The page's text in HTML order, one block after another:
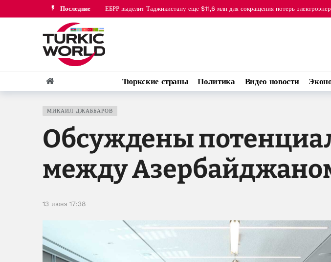
Последние ЕБРР выделит Таджикистану еще $11,6 млн для сокращения потерь
Тюркские страны Политика Видео новости
МИКАИЛ ДЖАББАРОВ
Обсуждены
между
13 июня 17:38